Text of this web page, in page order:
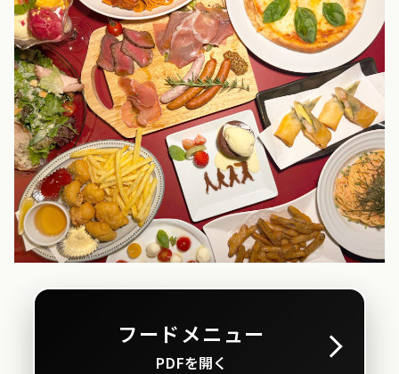
フードメニュー
PDFを開く